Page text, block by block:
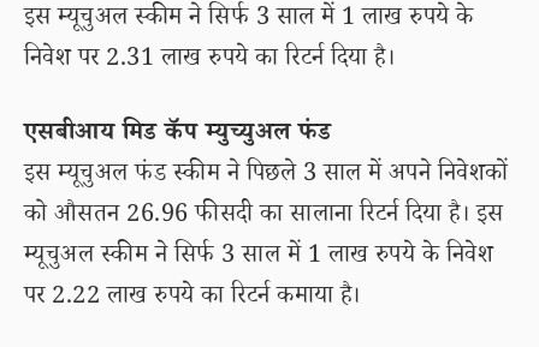
इस म्यूचुअल स्कीम ने सिर्फ 3 साल में 1 लाख रुपये के
निवेश पर 2.31 लाख रुपये का रिटर्न दिया है।
एसबीआय मिड कॅप म्युच्युअल फंड
इस म्यूचुअल फंड स्कीम ने पिछले 3 साल में अपने निवेशकों
को औसतन 26.96 फीसदी का सालाना रिटर्न दिया है। इस
म्यूचुअल स्कीम ने सिर्फ 3 साल में 1 लाख रुपये के निवेश
पर 2.22 लाख रुपये का रिटर्न कमाया है।